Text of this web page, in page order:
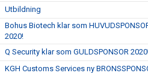
Utbildning
Bohus Biotech klar som
2020!
Q Security klar som GULDSPONSOR
KGH Customs Services ny